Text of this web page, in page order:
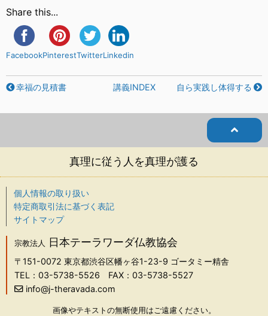
Share this...
FacebookPinterestTwitterLinkedin
幸福の見積書 講義INDEX 自ら実践し体得する
真理に従う人を真理が護る
個人情報の取り扱い
特定商取引法に基づく表記
サイトマップ
宗教法人 日本テーラワーダ仏教協会
〒151-0072 東京都渋谷区幡ヶ谷1-23-9 ゴータミー精舎
TEL：03-5738-5526 FAX：03-5738-5527
info@j-theravada.com
画像やテキストの無断使用はご遠慮ください。